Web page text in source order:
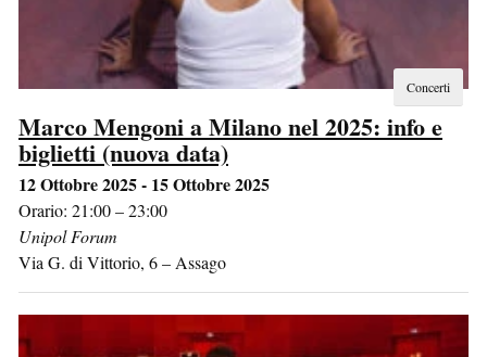
Concerti
Marco Mengoni a Milano nel 2025: info e
biglietti (nuova data)
12 Ottobre 2025 - 15 Ottobre 2025
Orario: 21:00 – 23:00
Unipol Forum
Via G. di Vittorio, 6– Assago